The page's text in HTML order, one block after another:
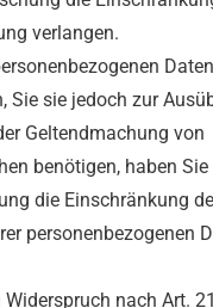
verlangen.
Sie sie jedoch zur
Geltendmachung von
benötigen, haben Sie
die Einschränkung
personenbezogenen
Widerspruch nach Art.